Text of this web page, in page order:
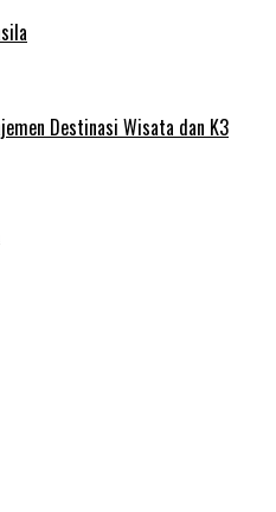
Destinasi Wisata dan K3